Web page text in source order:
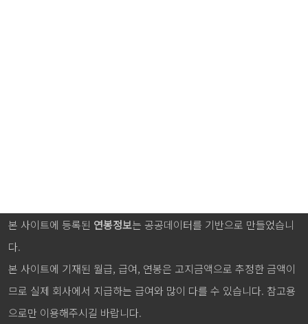
본 사이트에 등록된 연봉정보는 공공데이터를 기반으로 만들었습니
다.
본 사이트에 기재된 월급, 급여, 연봉은 고지금액으로 추정한 금액이
므로 실제 회사에서 지급하는 급여와 많이 다를 수 있습니다. 참고용
으로만 이용해주시길 바랍니다.